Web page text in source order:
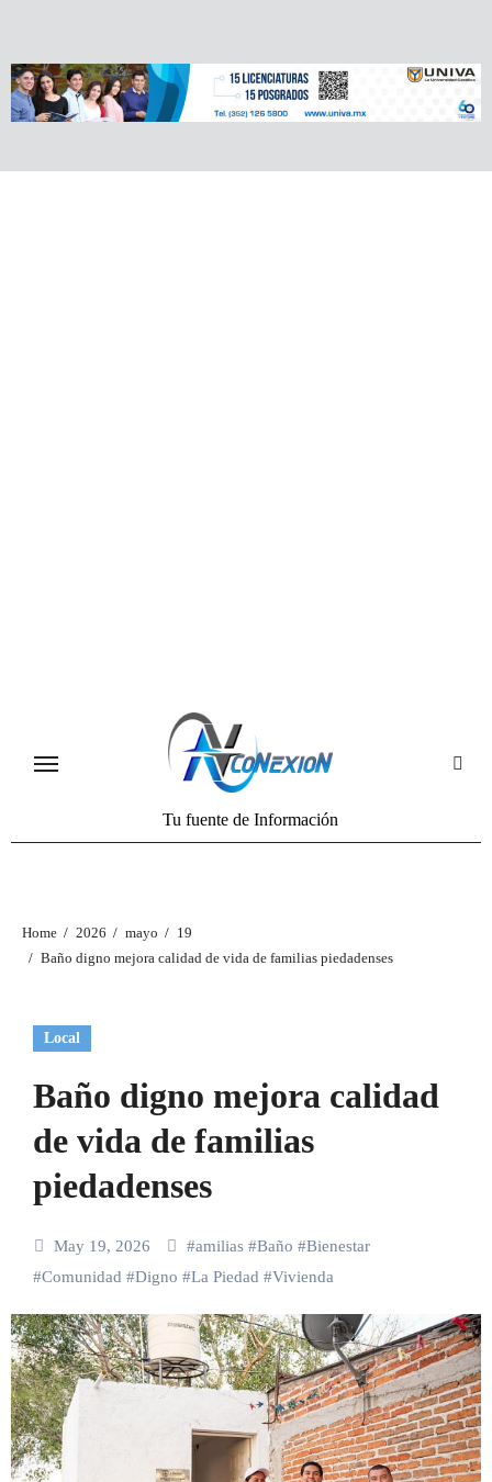
Tu fuente de Información
Home 2026 mayo
19
Baño digno mejora calidad de vida de familias piedadenses
Local
Baño digno mejora calidad
de vida de familias
piedadenses
May 19, 2026 #amilias#Baño #Bienestar
#Comunidad #Digno #La Piedad #Vivienda